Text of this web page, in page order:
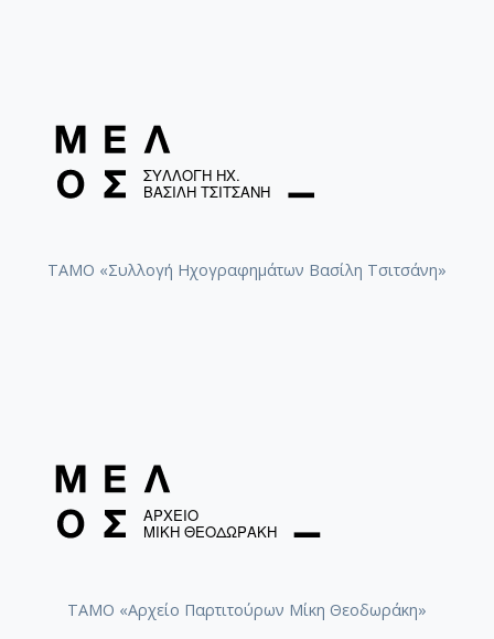
ΤΑΜΟ «Συλλογή Ηχογραφημάτων Βασίλη Τσιτσάνη»
ΤΑΜΟ «Αρχείο Παρτιτούρων Μίκη Θεοδωράκη»